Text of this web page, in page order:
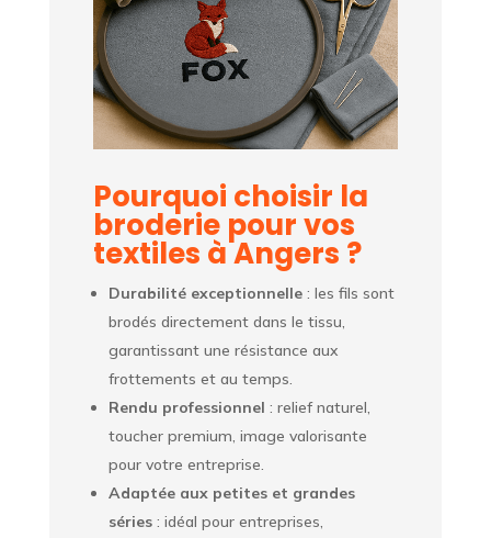
Pourquoi choisir la
broderie pour vos
textiles à Angers ?
Durabilité exceptionnelle: les fils sont
brodés directement dans le tissu,
garantissant une résistance aux
frottements et au temps.
Rendu professionnel : relief naturel,
toucher premium, image valorisante
pour votre entreprise.
Adaptée aux petites et grandes
séries: idéal pour entreprises,